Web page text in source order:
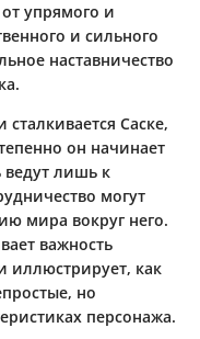
упрямого и
и сильного
наставничество
Саске,
он начинает
ведут лишь к
могут
мира вокруг него.
важность
иллюстрирует, как
но
персонажа.